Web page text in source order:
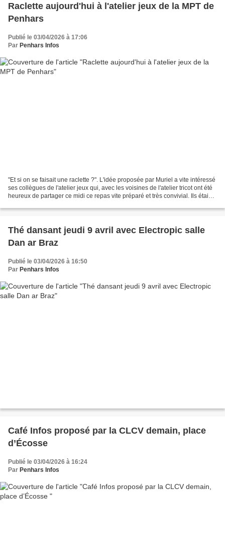
Raclette aujourd'hui à l'atelier jeux de la MPT de
Penhars
Publié le 03/04/2026 à 17:06
Par Penhars Infos
"Et si on se faisait une raclette ?". L'idée proposée par Muriel a vite intéressé
ses collègues de l'atelier jeux qui, avec les voisines de l'atelier tricot ont été
heureux de partager ce midi ce repas vite préparé et très convivial. Ils étaient
Thé dansant jeudi 9 avril avec Electropic salle
Dan ar Braz
Publié le 03/04/2026 à 16:50
Par Penhars Infos
Café Infos proposé par la CLCV demain, place
d’Écosse
Publié le 03/04/2026 à 16:24
Par Penhars Infos